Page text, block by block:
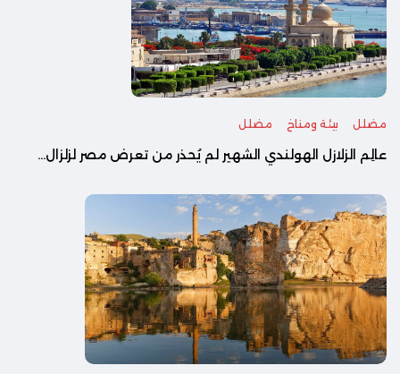
مضلل بيئة ومناخ مضلل
عالِم الزلازل الهولندي الشهير لم يُحذر من تعرض مصر لزلزال...